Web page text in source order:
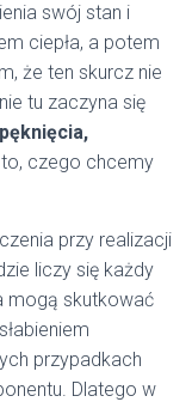
swój stan i
ciepła, a potem
że ten skurcz nie
tu zaczyna się
czego chcemy
przy realizacji
liczy się każdy
mogą skutkować
przypadkach
Dlatego w